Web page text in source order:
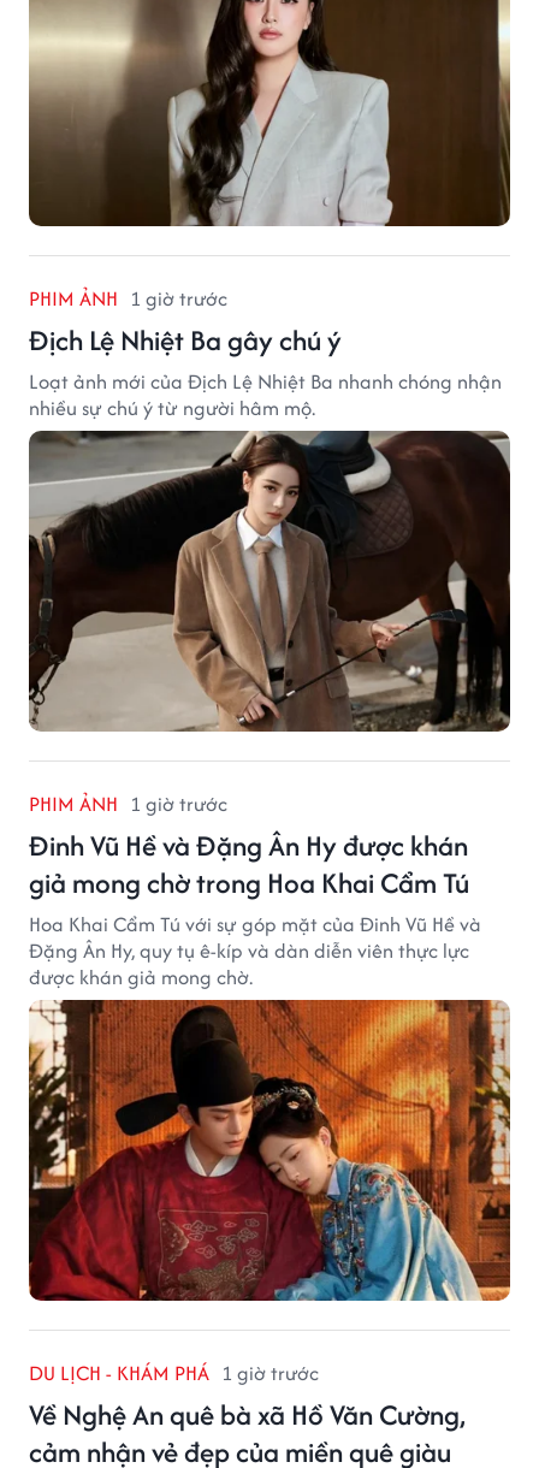
PHIM ẢNH 1 giờ trước
Địch Lệ Nhiệt Ba gây chú ý
Loạt ảnh mới của Địch Lệ Nhiệt Ba nhanh chóng nhận
nhiều sự chú ý từ người hâm mộ.
PHIM ẢNH 1 giờ trước
Đinh Vũ Hề và Đặng Ân Hy được khán
giả mong chờ trong Hoa Khai Cẩm Tú
Hoa Khai Cẩm Tú với sự góp mặt của Đinh Vũ Hề và
Đặng Ân Hy, quy tụ ê-kíp và dàn diễn viên thực lực
được khán giả mong chờ.
DU LỊCH - KHÁM PHÁ 1 giờ trước
Về Nghệ An quê bà xã Hồ Văn Cường,
cảm nhận vẻ đẹp của miền quê giàu